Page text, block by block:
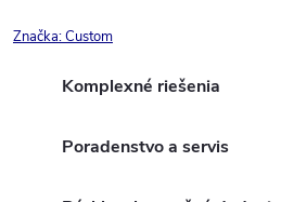
Značka:Custom
Komplexné riešenia
Poradenstvo a servis